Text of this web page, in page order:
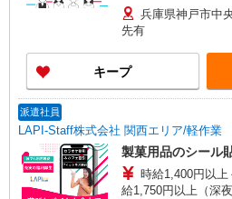
翌6時 週5日勤務の
務
兵庫県神戸市中
先有
キープ
派遣社員
LAPI-Staff株式会社 関西エリア/軽作業
製菓用品のシール
時給1,400円以
給1,750円以上（深夜手当